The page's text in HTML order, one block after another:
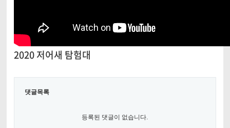
2020 저어새 탐험대
댓글목록
등록된 댓글이 없습니다.